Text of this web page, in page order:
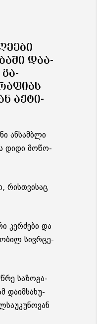
ᲓᲐ­Ა­
ᲒᲐ­
ᲐᲥ­ᲢᲘ­
ან­სამ­ბლი
დიდი მო­წო­
რის­თვი­საც
კერ­ძე­ბი და
სივ­რცე­
სა­ზო­გა­
და­იმ­სა­ხუ­